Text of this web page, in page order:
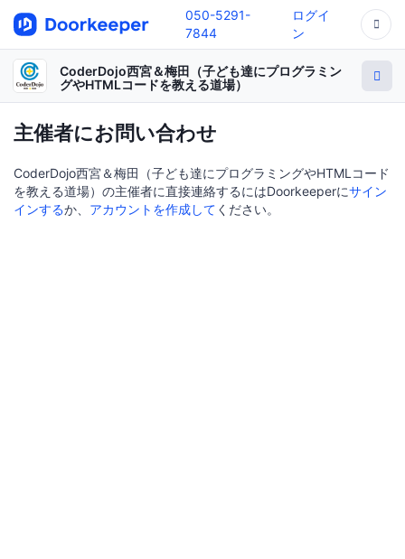
050-5291-
7844
ログイ
ン
CoderDojo西宮＆梅田（子ども達にプログラミン
グやHTMLコードを教える道場）
主催者にお問い合わせ
CoderDojo西宮＆梅田（子ども達にプログラミングやHTMLコード
を教える道場）の主催者に直接連絡するにはDoorkeeperにサイン
インするか、 アカウントを作成して ください。